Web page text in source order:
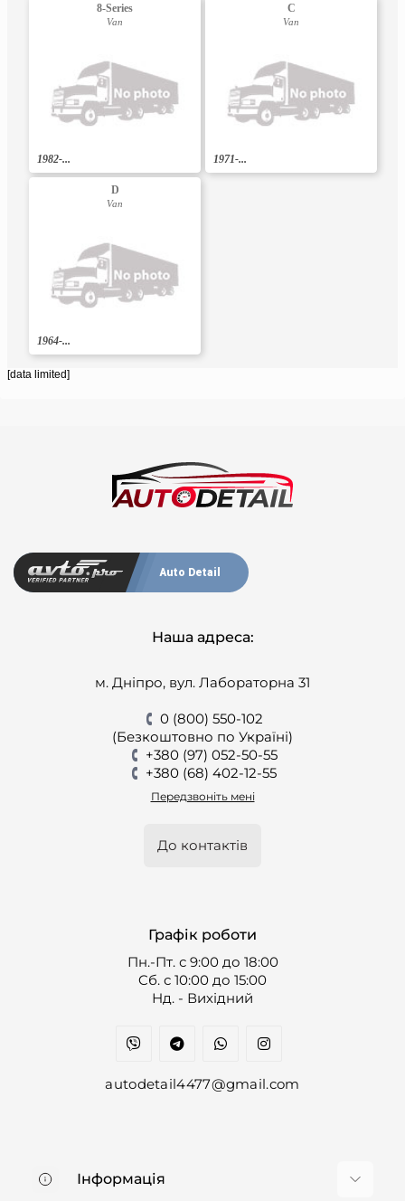
8-Series
Van
1982-...
C
Van
1971-...
D
Van
1964-...
[data limited]
Auto Detail
Наша адреса:
м. Дніпро, вул. Лабораторна 31
0 (800) 550-102
(Безкоштовно по Україні)
+380 (97) 052-50-55
+380 (68) 402-12-55
Передзвоніть мені
До контактів
Графік роботи
Пн.-Пт. с 9:00 до 18:00
Cб. с 10:00 до 15:00
Нд. - Вихідний
autodetail4477@gmail.com
Інформація